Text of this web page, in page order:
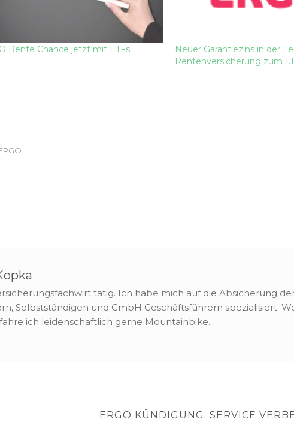
Rente Chance jetzt mit ETFs
Neuer Garantiezins in der
Rentenversicherung zum
tätig. Ich habe mich auf die Absicherung
Selbstständigen und GmbH Geschäftsführern spezialisiert.
ich leidenschaftlich gerne Mountainbike.
NEXT
ERGO KÜNDIGUNG. SERVICE